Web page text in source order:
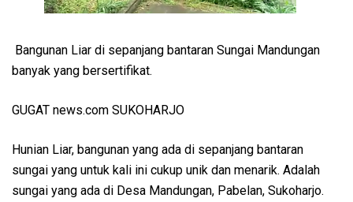
Bangunan Liar di sepanjang bantaran Sungai Mandungan
banyak yang bersertifikat.
GUGAT news.com SUKOHARJO
Hunian Liar, bangunan yang ada di sepanjang bantaran
sungai yang untuk kali ini cukup unik dan menarik. Adalah
sungai yang ada di Desa Mandungan, Pabelan, Sukoharjo.